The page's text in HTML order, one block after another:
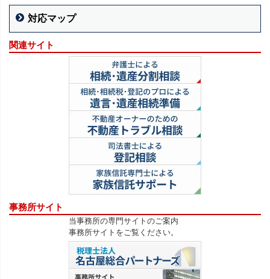
対応マップ
関連サイト
事務所サイト
当事務所の専門サイトのご案内
事務所サイトをご覧ください。